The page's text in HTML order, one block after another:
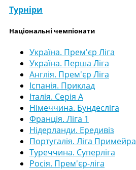
Турніри
Національні чемпіонати
Україна. Прем'єр Ліга
Україна. Перша Ліга
Англія. Прем'єр Ліга
Іспанія. Приклад
Італія. Серія А
Німеччина. Бундесліга
Франція. Ліга 1
Нідерланди. Ередивіз
Португалія. Ліга Примейра
Туреччина. Суперліга
Росія. Прем'єр-ліга